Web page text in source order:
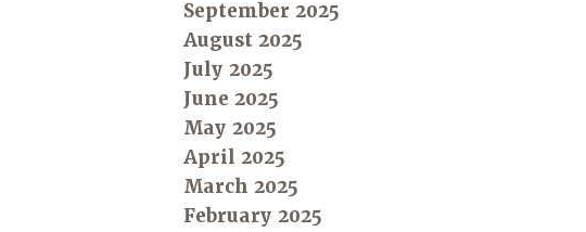
September 2025
August 2025
July 2025
June 2025
May 2025
April 2025
March 2025
February 2025